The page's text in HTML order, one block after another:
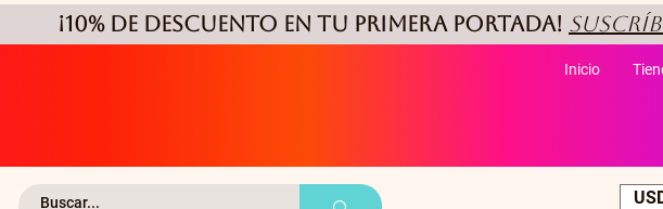
¡10% de DESCUENTO en tu primera portada!
Inicio